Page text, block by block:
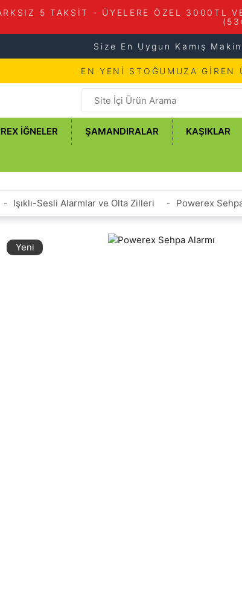
5 TAKSİT - ÜYELERE ÖZEL 3000TL
Size En Uygun Kamış
EN YENİ STOĞUMUZA GİREN
İĞNELER ŞAMANDIRALAR KAŞIKLAR
Işıklı-Sesli Alarmlar ve Olta Zilleri Powerex
Yeni